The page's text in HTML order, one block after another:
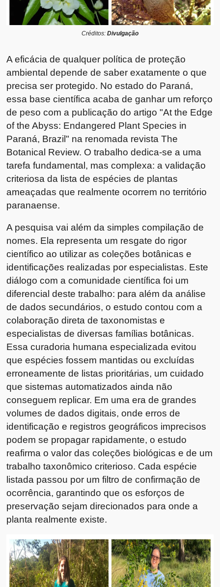
Créditos: Divulgação
A eficácia de qualquer política de proteção
ambiental depende de saber exatamente o que
precisa ser protegido. No estado do Paraná,
essa base científica acaba de ganhar um reforço
de peso com a publicação do artigo "At the Edge
of the Abyss: Endangered Plant Species in
Paraná, Brazil" na renomada revista The
Botanical Review. O trabalho dedica-se a uma
tarefa fundamental, mas complexa: a validação
criteriosa da lista de espécies de plantas
ameaçadas que realmente ocorrem no território
paranaense.
A pesquisa vai além da simples compilação de
nomes. Ela representa um resgate do rigor
científico ao utilizar as coleções botânicas e
identificações realizadas por especialistas. Este
diálogo com a comunidade científica foi um
diferencial deste trabalho: para além da análise
de dados secundários, o estudo contou com a
colaboração direta de taxonomistas e
especialistas de diversas famílias botânicas.
Essa curadoria humana especializada evitou
que espécies fossem mantidas ou excluídas
erroneamente de listas prioritárias, um cuidado
que sistemas automatizados ainda não
conseguem replicar. Em uma era de grandes
volumes de dados digitais, onde erros de
identificação e registros geográficos imprecisos
podem se propagar rapidamente, o estudo
reafirma o valor das coleções biológicas e de um
trabalho taxonômico criterioso. Cada espécie
listada passou por um filtro de confirmação de
ocorrência, garantindo que os esforços de
preservação sejam direcionados para onde a
planta realmente existe.